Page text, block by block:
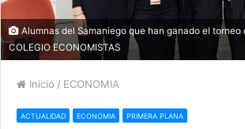
Alumnas del Samaniego que han ganado el torneo
COLEGIO ECONOMISTAS
Inicio / ECONOMIA
ACTUALIDAD ECONOMIA PRIMERA PLANA